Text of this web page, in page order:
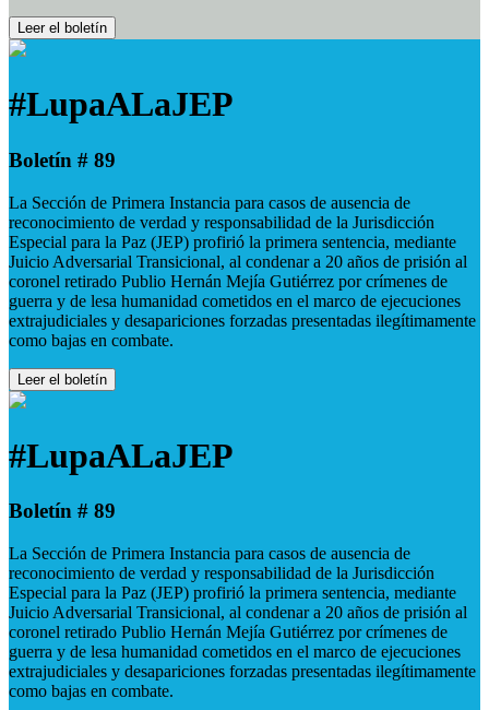
Leer el boletín
#LupaALaJEP
Boletín # 89
La Sección de Primera Instancia para casos de ausencia de
reconocimiento de verdad y responsabilidad de la Jurisdicción
Especial para la Paz (JEP) profirió la primera sentencia, mediante
Juicio Adversarial Transicional, al condenar a 20 años de prisión al
coronel retirado Publio Hernán Mejía Gutiérrez por crímenes de
guerra y de lesa humanidad cometidos en el marco de ejecuciones
extrajudiciales y desapariciones forzadas presentadas ilegítimamente
como bajas en combate.
Leer el boletín
#LupaALaJEP
Boletín # 89
La Sección de Primera Instancia para casos de ausencia de
reconocimiento de verdad y responsabilidad de la Jurisdicción
Especial para la Paz (JEP) profirió la primera sentencia, mediante
Juicio Adversarial Transicional, al condenar a 20 años de prisión al
coronel retirado Publio Hernán Mejía Gutiérrez por crímenes de
guerra y de lesa humanidad cometidos en el marco de ejecuciones
extrajudiciales y desapariciones forzadas presentadas ilegítimamente
como bajas en combate.